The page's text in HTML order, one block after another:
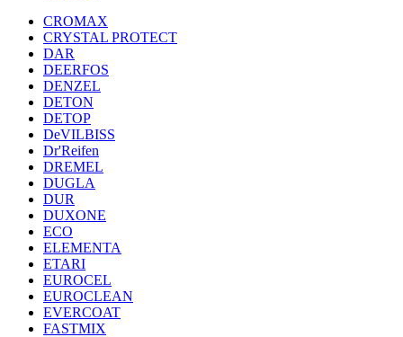
CROMAX
CRYSTAL PROTECT
DAR
DEERFOS
DENZEL
DETON
DETOP
DeVILBISS
Dr'Reifen
DREMEL
DUGLA
DUR
DUXONE
ECO
ELEMENTA
ETARI
EUROCEL
EUROCLEAN
EVERCOAT
FASTMIX